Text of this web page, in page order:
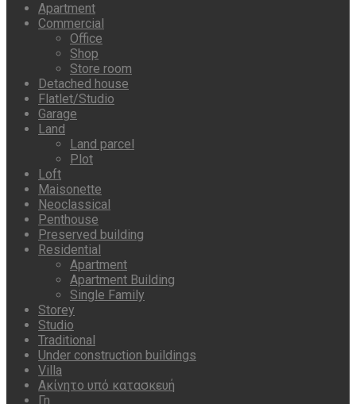
Apartment
Commercial
Office
Shop
Store room
Detached house
Flatlet/Studio
Garage
Land
Land parcel
Plot
Loft
Maisonette
Neoclassical
Penthouse
Preserved building
Residential
Apartment
Apartment Building
Single Family
Storey
Studio
Traditional
Under construction buildings
Villa
Ακίνητο υπό κατασκευή
Γη